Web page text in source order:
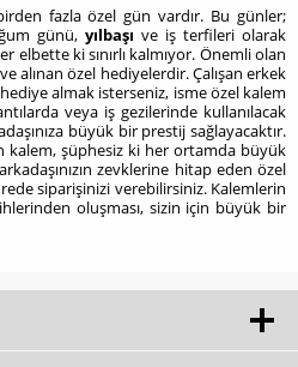
fazla özel gün vardır. Bu günler;
günü, yılbaşı ve iş terfileri olarak
elbette ki sınırlı kalmıyor. Önemli olan
alınan özel hediyelerdir. Çalışan erkek
almak isterseniz, isme özel kalem
veya iş gezilerinde kullanılacak
büyük bir prestij sağlayacaktır.
kalem, şüphesiz ki her ortamda büyük
zevklerine hitap eden özel
siparişinizi verebilirsiniz. Kalemlerin
oluşması, sizin için büyük bir